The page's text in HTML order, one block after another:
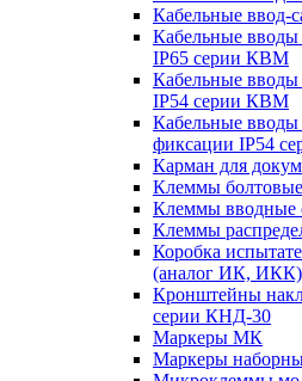
Кабельные ввод-
Кабельные
IP65 серии КВМ
Кабельные
IP54 серии КВМ
Кабельные
фиксации IP54
Карман для
Клеммы
Клеммы вводные
Клеммы
Коробка
(аналог ИК, ИКК)
Кронштейны
серии КНД-30
Маркеры МК
Маркеры